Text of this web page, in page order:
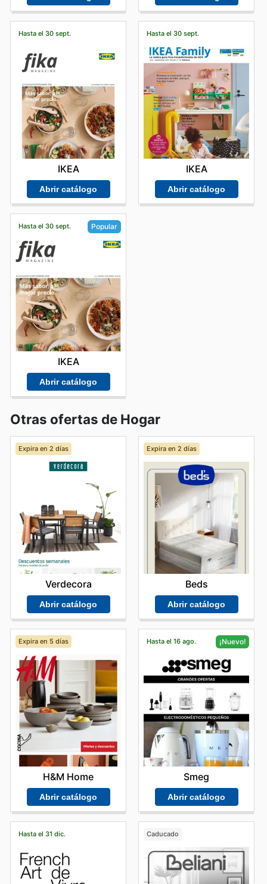
Hasta el 30 sept.
IKEA
Abrir catálogo
Hasta el 30 sept.
IKEA
Abrir catálogo
Hasta el 30 sept. Popular
IKEA
Abrir catálogo
Otras ofertas de Hogar
Expira en 2 días
Verdecora
Abrir catálogo
Expira en 2 días
Beds
Abrir catálogo
Expira en 5 días
H&M Home
Abrir catálogo
Hasta el 16 ago. ¡Nuevo!
Smeg
Abrir catálogo
Hasta el 31 dic. Caducado